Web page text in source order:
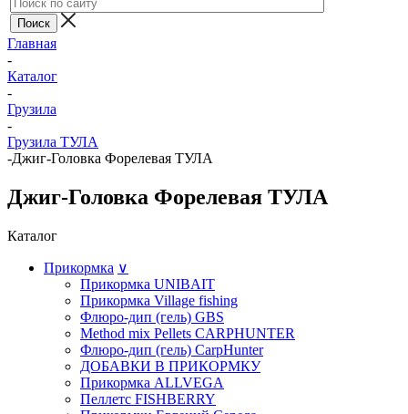
Главная
-
Каталог
-
Грузила
-
Грузила ТУЛА
-Джиг-Головка Форелевая ТУЛА
Джиг-Головка Форелевая ТУЛА
Каталог
Прикормка ∨
Прикормка UNIBAIT
Прикормка Village fishing
Флюро-дип (гель) GBS
Method mix Pellets CARPHUNTER
Флюро-дип (гель) CarpHunter
ДОБАВКИ В ПРИКОРМКУ
Прикормка ALLVEGA
Пеллетс FISHBERRY